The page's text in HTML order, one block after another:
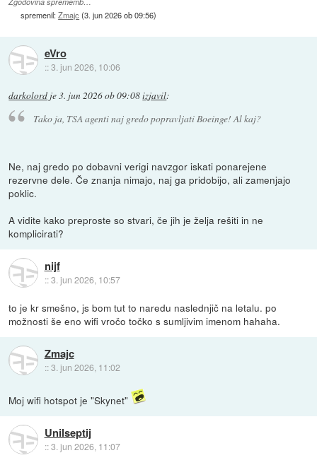
spremenil:Zmajc (3. jun 2026 ob 09:56)
eVro
::3. jun 2026, 10:06
darkolord je3. jun 2026 ob 09:08izjavil:
Tako ja, TSA agenti naj gredo popravljati Boeinge! Al kaj?
Ne, naj gredo po dobavni verigi navzgor iskati ponarejene
rezervne dele. Če znanja nimajo, naj ga pridobijo, ali zamenjajo
poklic.
A vidite kako preproste so stvari, če jih je želja rešiti in ne
komplicirati?
nijf
::3. jun 2026, 10:57
to je kr smešno, js bom tut to naredu naslednjič na letalu. po
možnosti še eno wifi vročo točko s sumljivim imenom hahaha.
Zmajc
::3. jun 2026, 11:02
Moj wifi hotspot je "Skynet"
Unilseptij
::3. jun 2026, 11:07